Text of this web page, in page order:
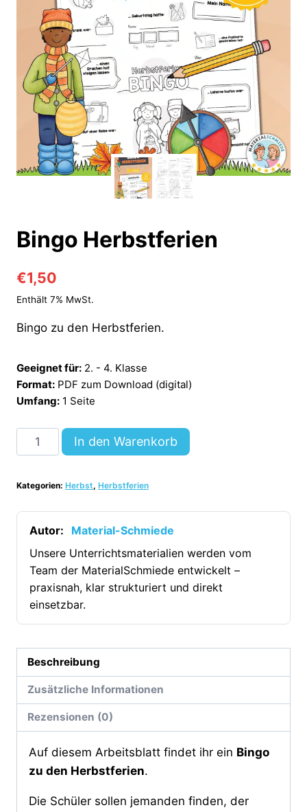
Bingo Herbstferien
€1,50
Enthält 7% MwSt.
Bingo zu den Herbstferien.
Geeignet für: 2. - 4. Klasse
Format: PDF zum Download (digital)
Umfang: 1 Seite
Bingo
Herbstferien
Menge
In den Warenkorb
Kategorien: Herbst, Herbstferien
Autor:
Material-Schmiede
Unsere Unterrichtsmaterialien werden vom
Team der MaterialSchmiede entwickelt –
praxisnah, klar strukturiert und direkt
einsetzbar.
Beschreibung
Zusätzliche Informationen
Rezensionen (0)
Auf diesem Arbeitsblatt findet ihr ein Bingo
zu den Herbstferien.
Die Schüler sollen jemanden finden, der